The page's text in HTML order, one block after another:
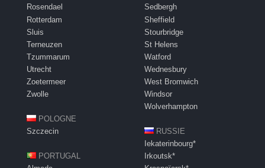
Rosendael
Rotterdam
Sluis
Terneuzen
Tzummarum
Utrecht
Zoetermeer
Zwolle
POLOGNE
Szczecin
PORTUGAL
Sedbergh
Sheffield
Stourbridge
St Helens
Watford
Wednesbury
West Bromwich
Windsor
Wolverhampton
RUSSIE
Iekaterinbourg*
Irkoutsk*